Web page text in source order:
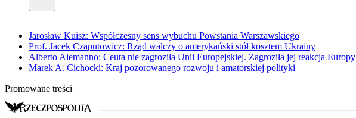
Jarosław Kuisz: Współczesny sens wybuchu Powstania Warszawskiego
Prof. Jacek Czaputowicz: Rząd walczy o amerykański stół kosztem Ukrainy
Alberto Alemanno: Ceuta nie zagroziła Unii Europejskiej. Zagroziła jej reakcja Europy
Marek A. Cichocki: Kraj pozorowanego rozwoju i amatorskiej polityki
Promowane treści